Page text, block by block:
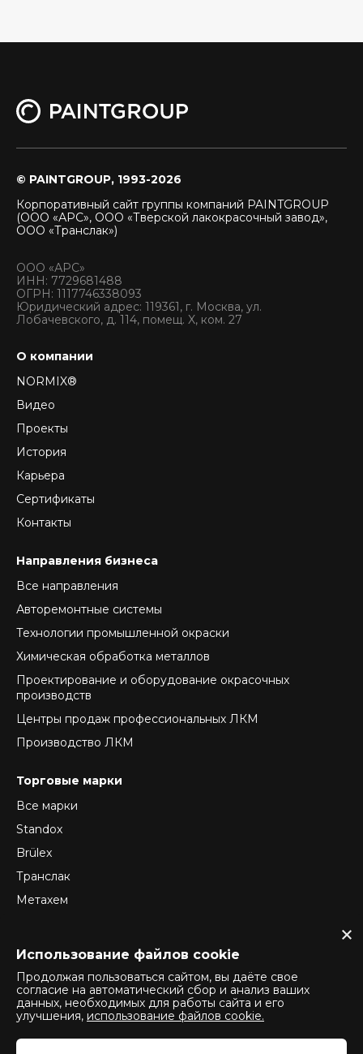
© PAINTGROUP, 1993-2026
Корпоративный сайт группы компаний PAINTGROUP
(ООО «АРС», ООО «Тверской лакокрасочный завод»,
ООО «Транслак»)
ООО «АРС»
ИНН: 7729681488
ОГРН: 1117746338093
Юридический адрес: 119361, г. Москва, ул.
Лобачевского, д. 114, помещ. X, ком. 27
О компании
NORMIX®
Видео
Проекты
История
Карьера
Сертификаты
Контакты
Направления бизнеса
Все направления
Авторемонтные системы
Технологии промышленной окраски
Химическая обработка металлов
Проектирование и оборудование окрасочных
производств
Центры продаж профессиональных ЛКМ
Производство ЛКМ
Торговые марки
Все марки
Standox
Brülex
Транслак
Метахем
Normex
Политика конфиденциальности
Политика использования cookie
Политика оператора обработки персональных данных
Использование файлов cookie
Продолжая пользоваться сайтом, вы даёте свое
согласие на автоматический сбор и анализ ваших
данных, необходимых для работы сайта и его
улучшения, использование файлов cookie.